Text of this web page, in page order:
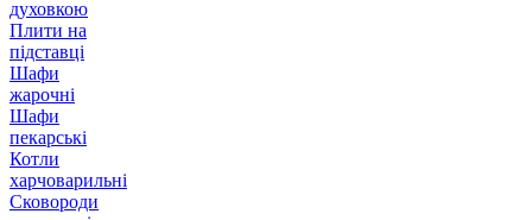
духовкою
Плити на
підставці
Шафи
жарочні
Шафи
пекарські
Котли
харчоварильні
Сковороди